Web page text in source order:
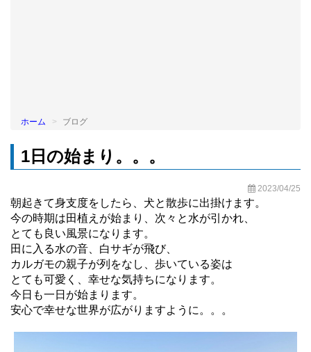
ホーム ブログ
1日の始まり。。。
2023/04/25
朝起きて身支度をしたら、犬と散歩に出掛けます。
今の時期は田植えが始まり、次々と水が引かれ、
とても良い風景になります。
田に入る水の音、白サギが飛び、
カルガモの親子が列をなし、歩いている姿は
とても可愛く、幸せな気持ちになります。
今日も一日が始まります。
安心で幸せな世界が広がりますように。。。